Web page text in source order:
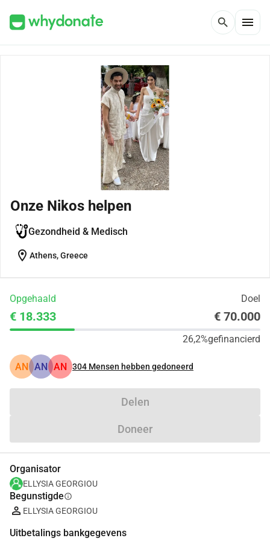
search menu
Onze Nikos helpen
Gezondheid & Medisch
location_on Athens, Greece
Opgehaald Doel
€ 18.333 € 70.000
26,2%gefinancierd
AN AN AN 304 Mensen hebben gedoneerd
Delen
Doneer
Organisator
ELLYSIA GEORGIOU
Begunstigdeinfo
ELLYSIA GEORGIOU
Uitbetalings bankgegevens